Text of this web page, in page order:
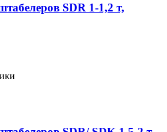
SDR 1-1,2 т,